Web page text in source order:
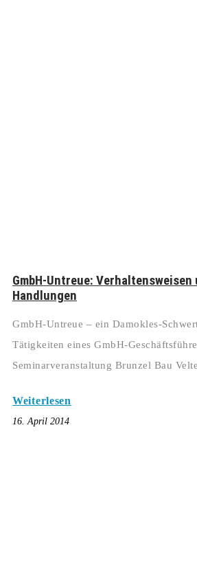
GmbH-Untreue:
Handlungen
GmbH-Untreue – ein Damokles-
Tätigkeiten eines GmbH-
Seminarveranstaltung Brunzel Bau
Weiterlesen
16. April 2014